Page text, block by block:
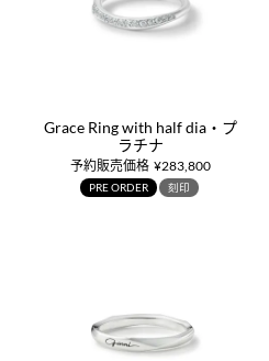
Grace Ring with half dia・プ
ラチナ
予約販売価格 ¥283,800
PRE ORDER 刻印